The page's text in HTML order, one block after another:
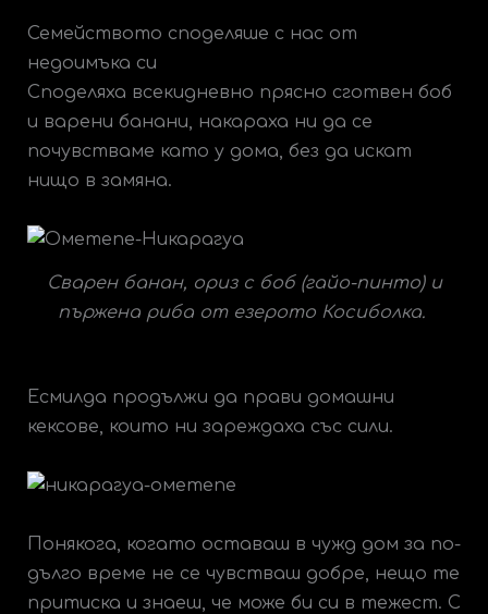
Семейството споделяше с нас от
недоимъка си
Споделяха всекидневно прясно сготвен боб
и варени банани, накараха ни да се
почувстваме като у дома, без да искат
нищо в замяна.
Сварен банан, ориз с боб (гайо-пинто) и
пържена риба от езерото Косиболка.
Есмилда продължи да прави домашни
кексове, които ни зареждаха със сили.
Понякога, когато оставаш в чужд дом за по-
дълго време не се чувстваш добре, нещо те
притиска и знаеш, че може би си в тежест. С